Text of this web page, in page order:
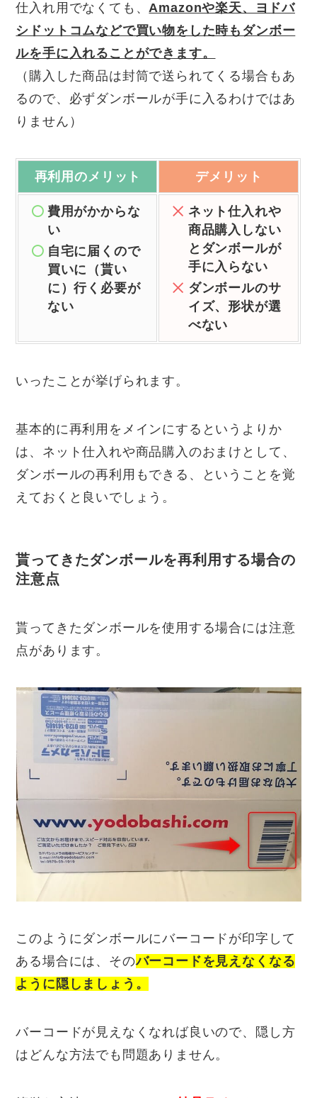
仕入れ用でなくても、Amazonや楽天、ヨドバ
シドットコムなどで買い物をした時もダンボー
ルを手に入れることができます。
（購入した商品は封筒で送られてくる場合もあ
るので、必ずダンボールが手に入るわけではあ
りません）
再利用のメリット デメリット
費用がかからな
い
自宅に届くので
買いに（貰い
に）行く必要が
ない
ネット仕入れや
商品購入しない
とダンボールが
手に入らない
ダンボールのサ
イズ、形状が選
べない
いったことが挙げられます。
基本的に再利用をメインにするというよりか
は、ネット仕入れや商品購入のおまけとして、
ダンボールの再利用もできる、ということを覚
えておくと良いでしょう。
貰ってきたダンボールを再利用する場合の
注意点
貰ってきたダンボールを使用する場合には注意
点があります。
このようにダンボールにバーコードが印字して
ある場合には、そのバーコードを見えなくなる
ように隠しましょう。
バーコードが見えなくなれば良いので、隠し方
はどんな方法でも問題ありません。